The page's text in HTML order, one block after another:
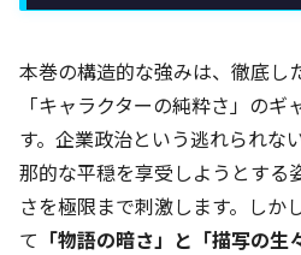
本巻の構造的な強みは、徹底し
「キャラクターの純粋さ」の
す。企業政治という逃れられな
那的な平穏を享受しようとする
さを極限まで刺激します。しか
て 「物語の暗さ」と「描写の